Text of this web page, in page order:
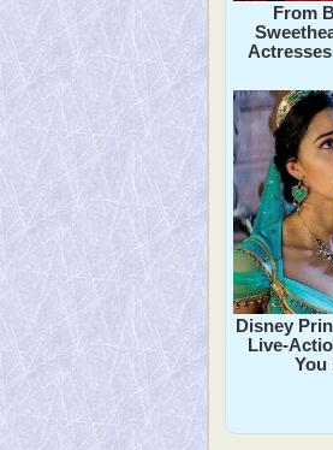
From
Disney
Live-
You